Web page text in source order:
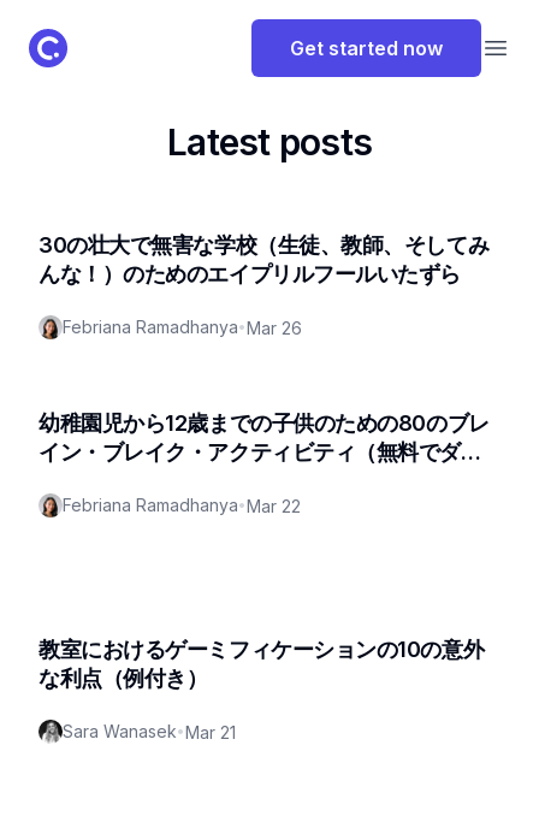
ClassPoint Logo Get started now
Latest posts
30の壮大で無害な学校（生徒、教師、そしてみ
んな！）のためのエイプリルフールいたずら
Febriana Ramadhanya•Mar 26
幼稚園児から12歳までの子供のための80のブレ
イン・ブレイク・アクティビティ（無料でダウ
Febriana Ramadhanya•Mar 22
教室におけるゲーミフィケーションの10の意外
な利点（例付き）
Sara Wanasek•Mar 21